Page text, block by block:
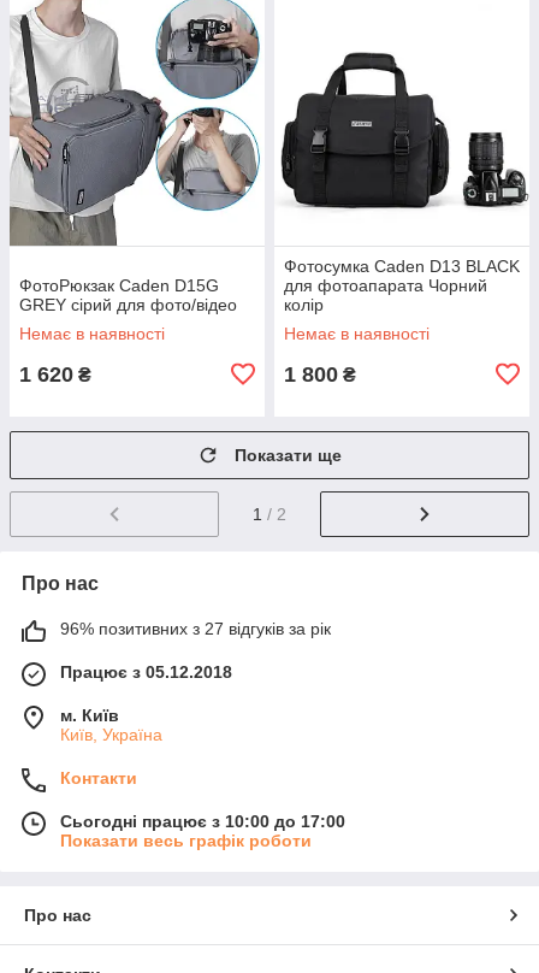
ФотоРюкзак Caden D15G
GREY сірий для фото/відео
Немає в наявності
1 620 ₴
Фотосумка Caden D13 BLACK
для фотоапарата Чорний
колір
Немає в наявності
1 800 ₴
Показати ще
1 / 2
Про нас
96% позитивних з 27 відгуків за рік
Працює з 05.12.2018
м. Київ
Київ, Україна
Контакти
Сьогодні працює з 10:00 до 17:00
Показати весь графік роботи
Про нас